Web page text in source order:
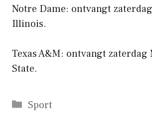
Notre Dame: ontvangt
Illinois.
Texas A&M: ontvangt zaterdag
State.
Categorieën
Sport